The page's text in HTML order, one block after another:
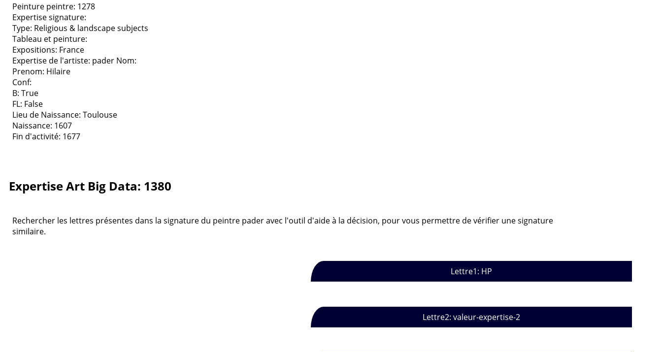
Peinture peintre: 1278
Expertise signature:
Type: Religious & landscape subjects
Tableau et peinture:
Expositions: France
Expertise de l'artiste: pader Nom:
Prenom: Hilaire
Conf:
B: True
FL: False
Lieu de Naissance: Toulouse
Naissance: 1607
Fin d'activité: 1677
Expertise Art Big Data: 1380
Rechercher les lettres présentes dans la signature du peintre pader avec l'outil d'aide à la décision, pour vous permettre de vérifier une signature
similaire.
Lettre1: HP
Lettre2: valeur-expertise-2